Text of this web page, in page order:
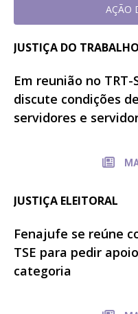
AÇÃO
JUSTIÇA DO TRABALHO
Em reunião no TRT-
discute condições
servidores e
JUSTIÇA ELEITORAL
Fenajufe se reúne
TSE para pedir
categoria